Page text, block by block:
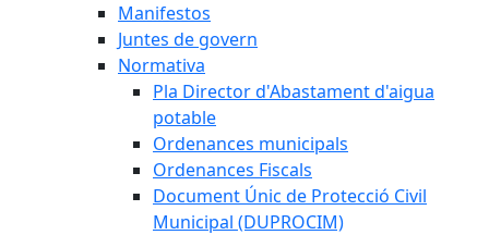
Manifestos
Juntes de govern
Normativa
Pla Director d'Abastament d'aigua
potable
Ordenances municipals
Ordenances Fiscals
Document Únic de Protecció Civil
Municipal (DUPROCIM)